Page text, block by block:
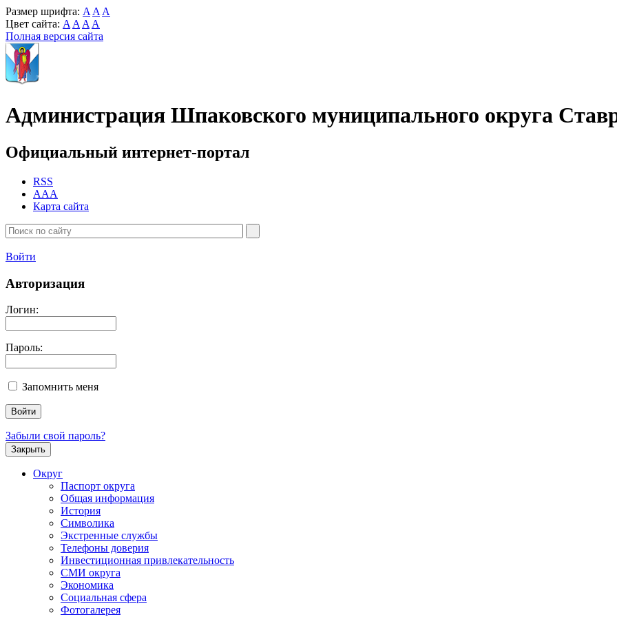
Размер шрифта: A A A
Цвет сайта: A A A A
Полная версия сайта
Администрация Шпаковского муниципального округа
Официальный интернет-портал
RSS
AAA
Карта сайта
Войти
Авторизация
Логин:
Пароль:
Запомнить меня
Забыли свой пароль?
Закрыть
Округ
Паспорт округа
Общая информация
История
Символика
Экстренные службы
Телефоны доверия
Инвестиционная привлекательность
СМИ округа
Экономика
Социальная сфера
Фотогалерея